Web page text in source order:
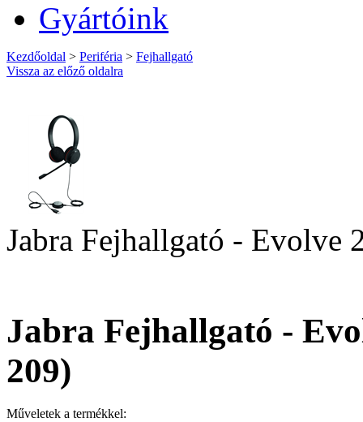
Gyártóink
Kezdőoldal > Periféria > Fejhallgató
Vissza az előző oldalra
Jabra Fejhallgató - Evolve
Jabra Fejhallgató -
209)
Műveletek a termékkel: